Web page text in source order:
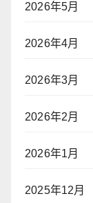
2026年5月
2026年4月
2026年3月
2026年2月
2026年1月
2025年12月